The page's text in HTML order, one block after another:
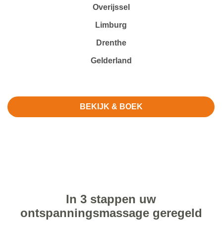
Overijssel
Limburg
Drenthe
Gelderland
BEKIJK & BOEK
In 3 stappen uw
ontspanningsmassage geregeld